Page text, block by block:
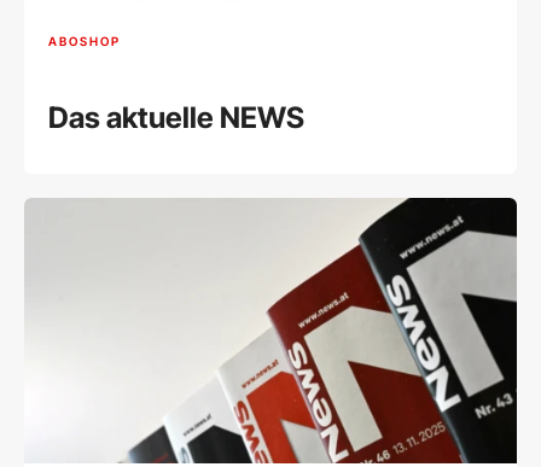
ABOSHOP
Das aktuelle NEWS